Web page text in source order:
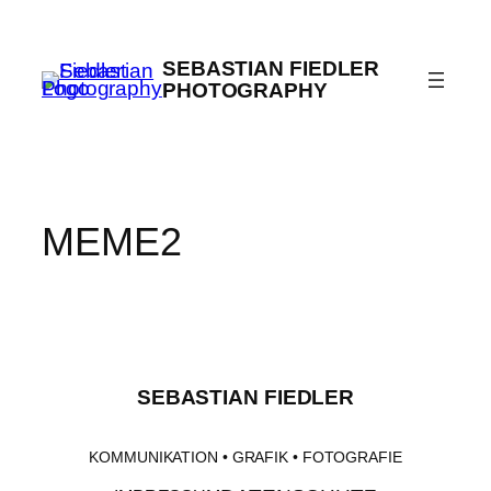
springen
SEBASTIAN FIEDLER
PHOTOGRAPHY
MEME2
SEBASTIAN FIEDLER
KOMMUNIKATION • GRAFIK • FOTOGRAFIE